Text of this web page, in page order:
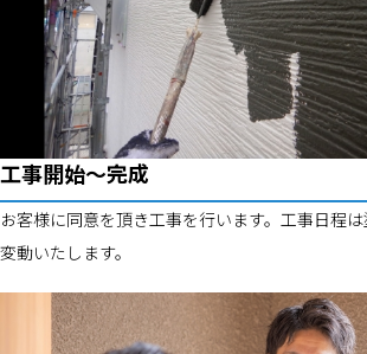
工事開始～完成
お客様に同意を頂き工事を行います。工事日程
変動いたします。